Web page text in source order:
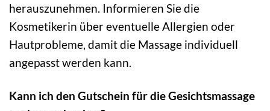
herauszunehmen. Informieren Sie die
Kosmetikerin über eventuelle Allergien oder
Hautprobleme, damit die Massage individuell
angepasst werden kann.
Kann ich den Gutschein für die Gesichtsmassage